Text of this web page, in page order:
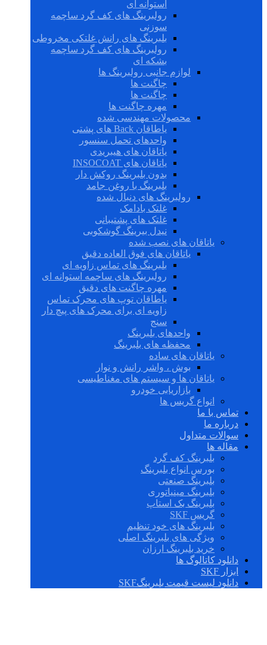
استوانه ای
رولبرینگ های کف گرد ساچمه
سوزنی
بلبرینگ های رانش غلتکی مخروطی
رولبرینگ های کف گرد ساچمه
بشکه ای
لوازم جانبی رولبرینگ ها
چاگنت ها
چاگنت ها
مهره چاگنت ها
محصولات مهندسی شده
یاطاقان Back های پشتی
واحدهای تحمل سنسور
یاتاقان های هیبریدی
یاتاقان های INSOCOAT
بدون بلبرینگ روکش دار
بلبرینگ با روغن جامد
رولبرینگ های دنبال شده
غلتک بادامک
غلتک های پشتیبانی
نیدل بیرینگ گوشکوبی
یاتاقان های نصب شده
یاتاقان های فوق العاده دقیق
بلبرینگ های تماس زاویه ای
رولبرینگ های ساچمه استوانه ای
مهره چاگنت های دقیق
یاطاقان توپ های محرک تماس
زاویه ای برای محرک های پیچ دار
سنج
واحدهای بلبرینگ
محفظه های بلبرینگ
یاتاقان های ساده
بوش ، واشر رانش و نوار
یاتاقان ها و سیستم های مغناطیسی
بازاریابی خودرو
انواع گریس ها
تماس با ما
درباره ما
سوالات متداول
مقاله ها
بلبرینگ کف گرد
بورس انواع بلبرینگ
بلبرینگ صنعتی
بلبرینگ مینیاتوری
بلبرینگ بک استاپ
گریس SKF
بلبرینگ های خود تنظیم
ویژگی های بلبرینگ اصلی
خرید بلبرینگ ارزان
دانلود کاتالوگ ها
ابزار SKF
دانلود لیست قیمت بلبرینگSKF